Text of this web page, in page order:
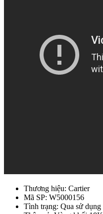
Thương hiệu: Cartier
Mã SP: W5000156
Tình trạng: Qua sử dụng